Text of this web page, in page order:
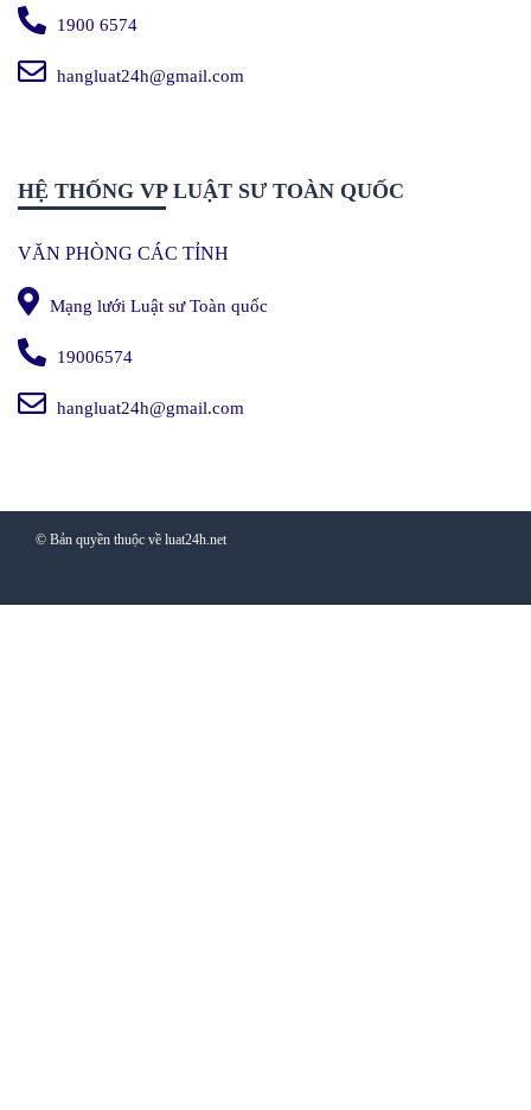
1900 6574
hangluat24h@gmail.com
HỆ THỐNG VP LUẬT SƯ TOÀN QUỐC
VĂN PHÒNG CÁC TỈNH
Mạng lưới Luật sư Toàn quốc
19006574
hangluat24h@gmail.com
© Bản quyền thuộc về luat24h.net